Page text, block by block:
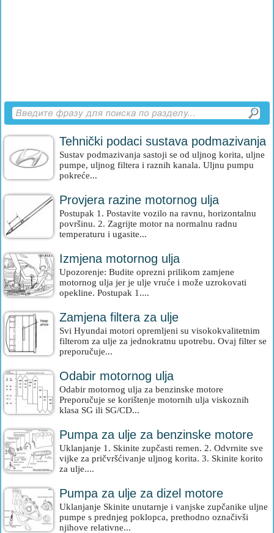
Tehnički podaci sustava podmazivanja
Sustav podmazivanja sastoji se od uljnog korita, uljne
pumpe, uljnog filtera i raznih kanala. Uljnu pumpu
pokreće...
Provjera razine motornog ulja
Postupak 1. Postavite vozilo na ravnu, horizontalnu
površinu. 2. Zagrijte motor na normalnu radnu
temperaturu i ugasite...
Izmjena motornog ulja
Upozorenje: Budite oprezni prilikom zamjene
motornog ulja jer je ulje vruće i može uzrokovati
opekline. Postupak 1....
Zamjena filtera za ulje
Svi Hyundai motori opremljeni su visokokvalitetnim
filterom za ulje za jednokratnu upotrebu. Ovaj filter se
preporučuje...
Odabir motornog ulja
Odabir motornog ulja za benzinske motore
Preporučuje se korištenje motornih ulja viskoznih
klasa SG ili SG/CD...
Pumpa za ulje za benzinske motore
Uklanjanje 1. Skinite zupčasti remen. 2. Odvrnite sve
vijke za pričvršćivanje uljnog korita. 3. Skinite korito
za ulje....
Pumpa za ulje za dizel motore
Uklanjanje Skinite unutarnje i vanjske zupčanike uljne
pumpe s prednjeg poklopca, prethodno označivši
njihove relativne...